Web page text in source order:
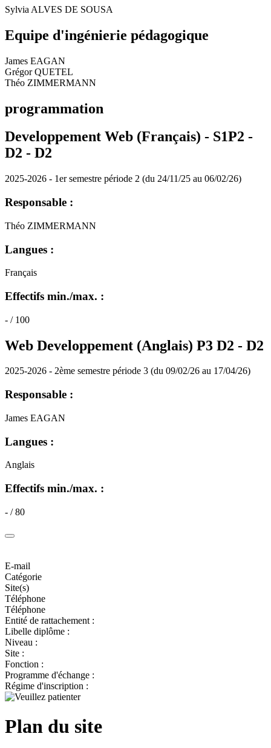
Sylvia ALVES DE SOUSA
Equipe d'ingénierie pédagogique
James EAGAN
Grégor QUETEL
Théo ZIMMERMANN
programmation
Developpement Web (Français) - S1P2 -
D2 - D2
2025-2026 - 1er semestre période 2 (du 24/11/25 au 06/02/26)
Responsable :
Théo ZIMMERMANN
Langues :
Français
Effectifs min./max. :
- / 100
Web Developpement (Anglais) P3 D2 - D2
2025-2026 - 2ème semestre période 3 (du 09/02/26 au 17/04/26)
Responsable :
James EAGAN
Langues :
Anglais
Effectifs min./max. :
- / 80
E-mail
Catégorie
Site(s)
Téléphone
Téléphone
Entité de rattachement :
Libelle diplôme :
Niveau :
Site :
Fonction :
Programme d'échange :
Régime d'inscription :
Plan du site